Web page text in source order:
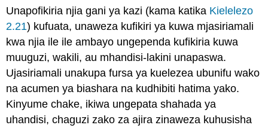
Unapofikiria njia gani ya kazi (kama katika Kielelezo
2.21) kufuata, unaweza kufikiri ya kuwa mjasiriamali
kwa njia ile ile ambayo ungependa kufikiria kuwa
muuguzi, wakili, au mhandisi-lakini unapaswa.
Ujasiriamali unakupa fursa ya kuelezea ubunifu wako
na acumen ya biashara na kudhibiti hatima yako.
Kinyume chake, ikiwa ungepata shahada ya
uhandisi, chaguzi zako za ajira zinaweza kuhusisha